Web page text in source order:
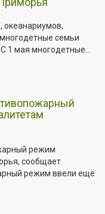
океанариумов,
семьи
1 мая многодетные...
режим
сообщает
режим ввели ещё